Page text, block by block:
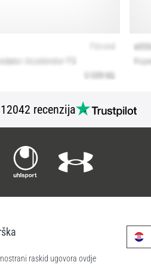
12042 recenzija
raskid ugovora ovdje